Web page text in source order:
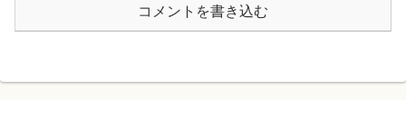
コメントを書き込む